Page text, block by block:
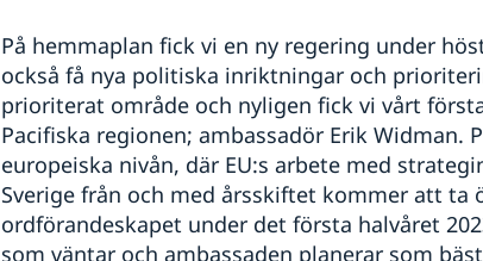
På hemmaplan fick vi en ny regering under
också få nya politiska inriktningar och
prioriterat område och nyligen fick vi vårt
Pacifiska regionen; ambassadör Erik Widman.
europeiska nivån, där EU:s arbete med
Sverige från och med årsskiftet kommer att ta
ordförandeskapet under det första halvåret
som väntar och ambassaden planerar som